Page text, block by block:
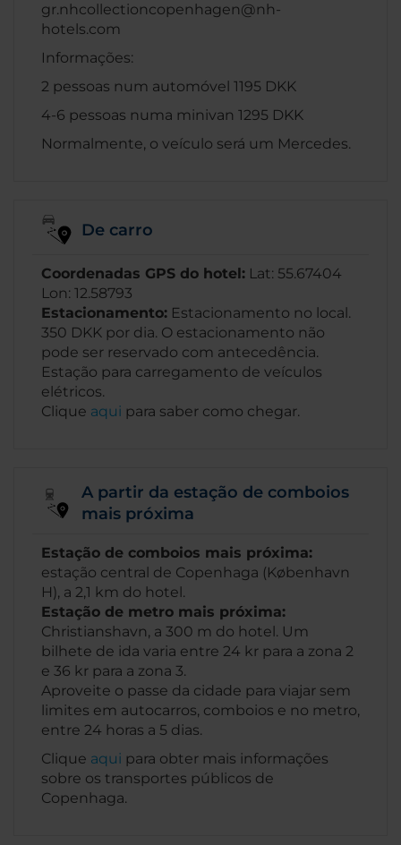
gr.nhcollectioncopenhagen@nh-
hotels.com
Informações:
2 pessoas num automóvel 1195 DKK
4-6 pessoas numa minivan 1295 DKK
Normalmente, o veículo será um Mercedes.
De carro
Coordenadas GPS do hotel: Lat: 55.67404
Lon: 12.58793
Estacionamento: Estacionamento no local.
350 DKK por dia. O estacionamento não
pode ser reservado com antecedência.
Estação para carregamento de veículos
elétricos.
Clique aqui para saber como chegar.
A partir da estação de comboios
mais próxima
Estação de comboios mais próxima:
estação central de Copenhaga (København
H), a 2,1 km do hotel.
Estação de metro mais próxima:
Christianshavn, a 300 m do hotel. Um
bilhete de ida varia entre 24 kr para a zona 2
e 36 kr para a zona 3.
Aproveite o passe da cidade para viajar sem
limites em autocarros, comboios e no metro,
entre 24 horas a 5 dias.​
Clique aqui para obter mais informações
sobre os transportes públicos de
Copenhaga.